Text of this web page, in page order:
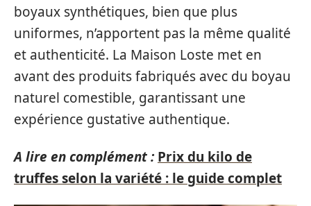
boyaux synthétiques, bien que plus
uniformes, n’apportent pas la même qualité
et authenticité. La Maison Loste met en
avant des produits fabriqués avec du boyau
naturel comestible, garantissant une
expérience gustative authentique.
A lire en complément : Prix du kilo de
truffes selon la variété : le guide complet